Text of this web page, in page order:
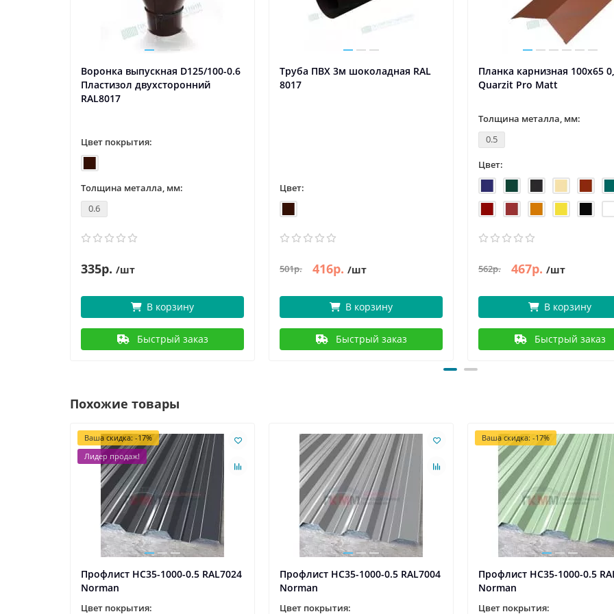
Воронка выпускная D125/100-0.6
Пластизол двухсторонний
RAL8017
Цвет покрытия:
Толщина металла, мм:
0.6
335р. /шт
В корзину
Быстрый заказ
Труба ПВХ 3м шоколадная RAL
8017
Цвет:
501р. 416р. /шт
В корзину
Быстрый заказ
Планка карнизная 100х65
Quarzit Pro Matt
Толщина металла, мм:
0.5
Цвет:
562р. 467р. /шт
В корзину
Быстрый заказ
Похожие товары
Ваша скидка: -17%
Лидер продаж!
Профлист НС35-1000-0.5 RAL7024
Norman
Цвет покрытия:
Профлист НС35-1000-0.5 RAL7004
Norman
Цвет покрытия:
Ваша скидка: -17%
Профлист НС35-1000-0.5
Norman
Цвет покрытия: